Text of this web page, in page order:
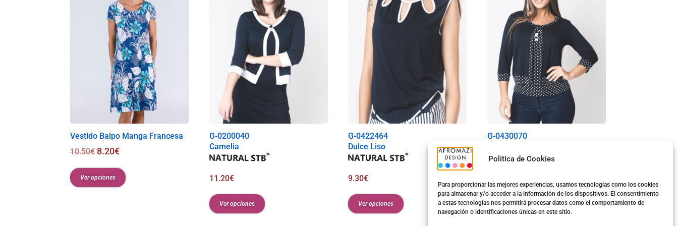
Política de Cookies
Para proporcionar las mejores experiencias, usamos tecnologías como los cookies
para almacenar y/o acceder a la información de los dispositivos. El consentimiento
a estas tecnologías nos permitirá procesar datos como el comportamiento de
navegación o identificaciones únicas en este sitio.
Vestido Balpo Manga Francesa
10.50€ 8.20€
Ver opciones
G-0200040
Camelia
11.20€
Ver opciones
G-0422464
Dulce Liso
9.30€
Ver opciones
G-0430070
Ver opciones